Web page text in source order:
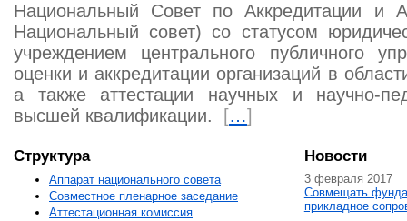
Национальный Совет по Аккредитации и
Национальный совет) со статусом
учреждением центрального публичного
оценки и аккредитации организаций в
а также аттестации научных и научно-
высшей квалификации.
[…]
Структура
Аппарат национального совета
Совместное пленарное заседание
Аттестационная комисcия
Новости
3 февраля 2017
Совмещать
прикладное